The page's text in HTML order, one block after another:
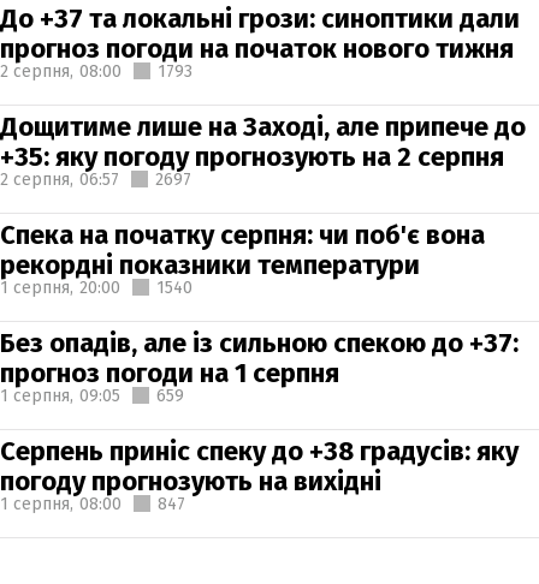
До +37 та локальні грози: синоптики дали
прогноз погоди на початок нового тижня
2 серпня, 08:00 1793
Дощитиме лише на Заході, але припече до
+35: яку погоду прогнозують на 2 серпня
2 серпня, 06:57 2697
Спека на початку серпня: чи поб'є вона
рекордні показники температури
1 серпня, 20:00 1540
Без опадів, але із сильною спекою до +37:
прогноз погоди на 1 серпня
1 серпня, 09:05 659
Серпень приніс спеку до +38 градусів: яку
погоду прогнозують на вихідні
1 серпня, 08:00 847